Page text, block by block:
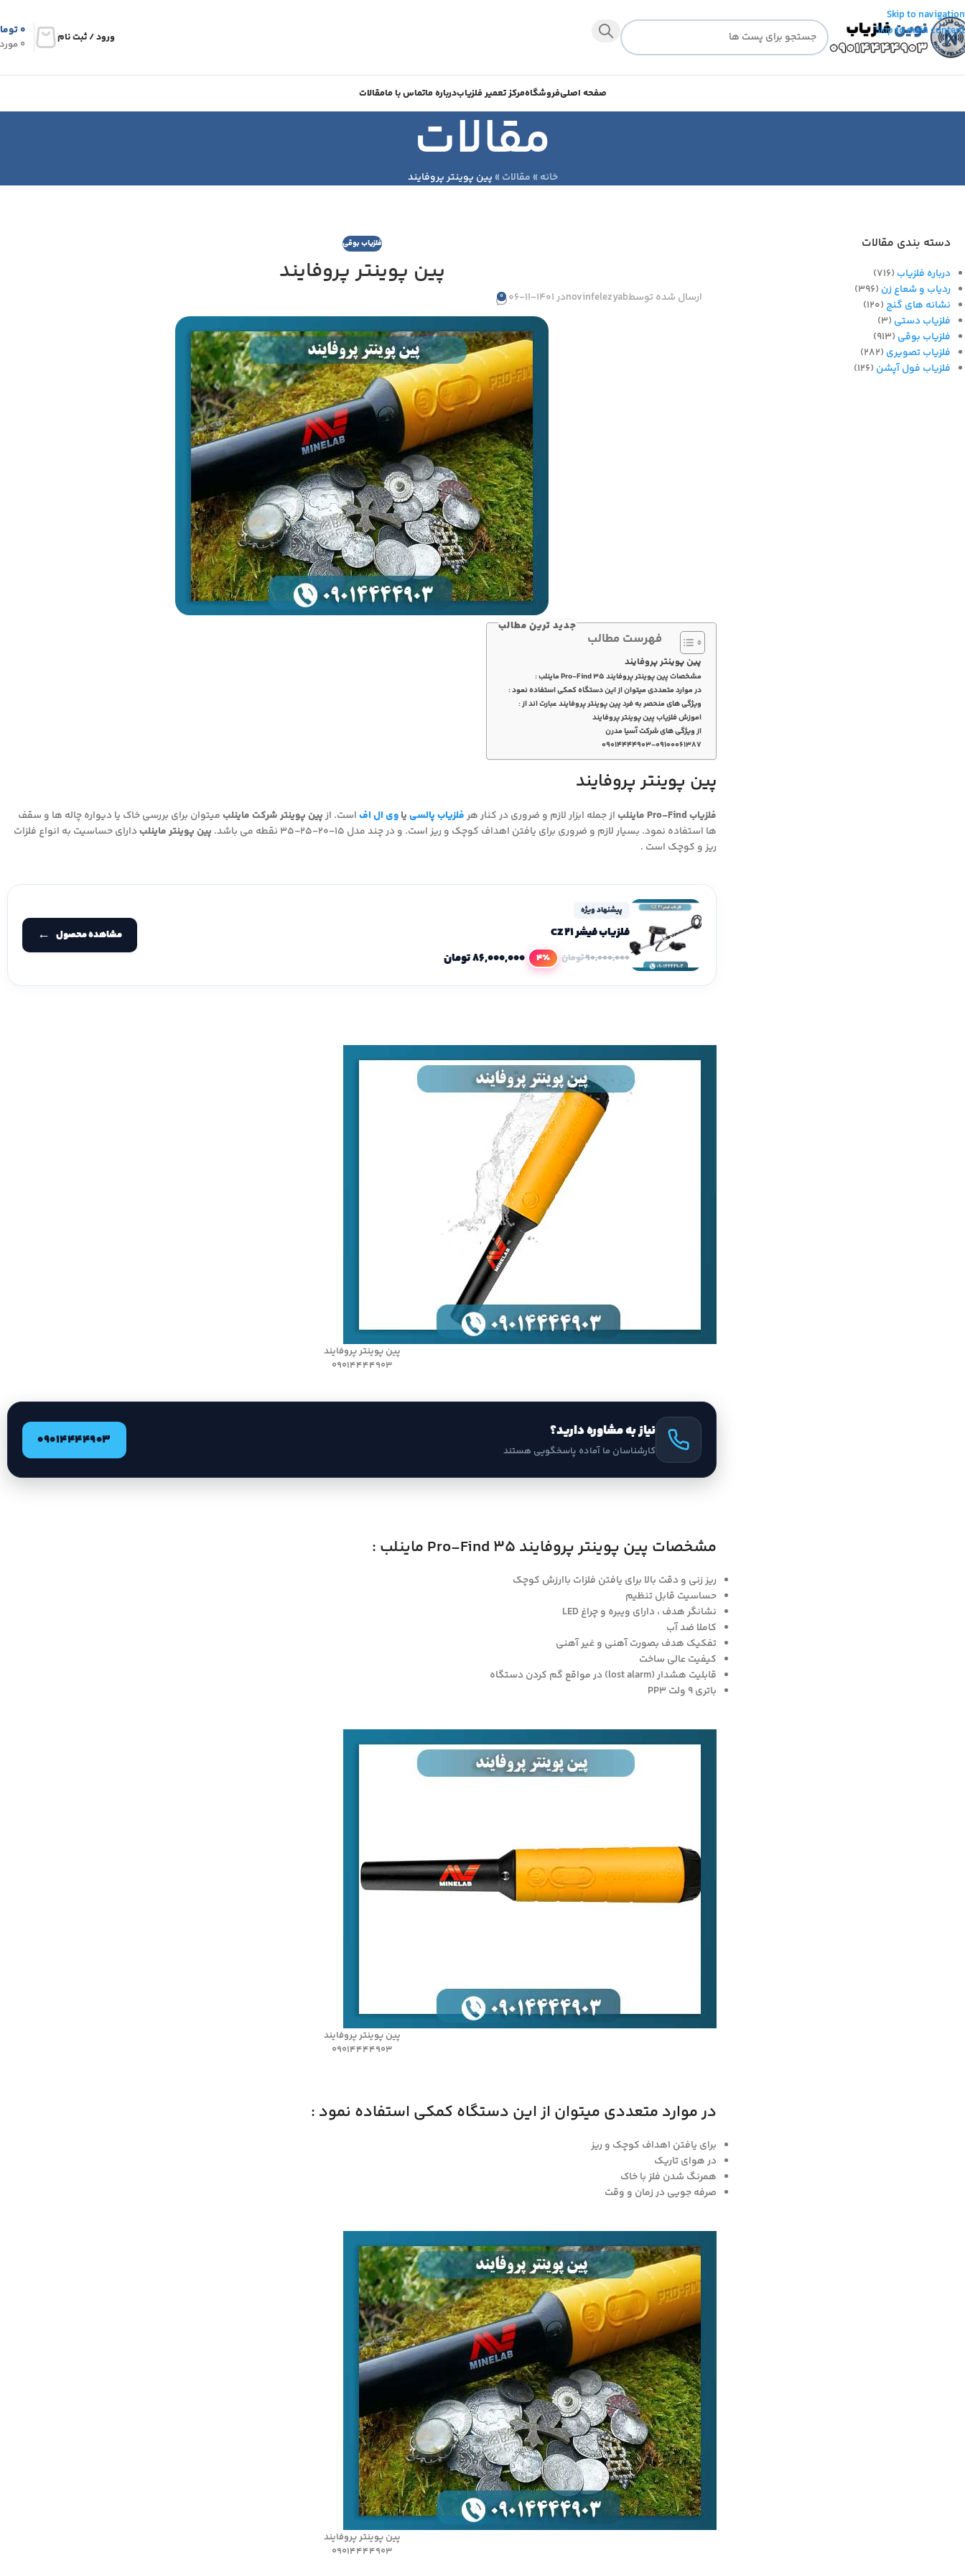
Skip to navigation
Skip to main content
ورود / ثبت نام
0 مورد
۰
صفحه اصلیفروشگاهمرکز تعمیر فلزیابدرباره ماتماس با مامقالات
مقالاتخانه » مقالات » پین پوینتر پروفایند
دسته بندی مقالات
درباره فلزیاب (716)
ردیاب و شعاع زن (396)
نشانه های گنج (120)
فلزیاب دستی (3)
فلزیاب بوقی (913)
فلزیاب تصویری (282)
فلزیاب فول آپشن (126)
فلزیاب بوقی
پین پوینتر پروفایند
ارسال شده توسطnovinfelezyabدر 1401-11-06 0
جدید ترین مطالب
فهرست مطالب
پین پوینتر پروفایند
مشخصات پین پوینتر پروفایند Pro-Find 35 ماینلب :
در موارد متعددی میتوان از این دستگاه کمکی استفاده نمود :
ویژگی های منحصر به فرد پین پوینتر پروفایند عبارت اند از :
اموزش فلزیاب پین پوینتر پروفایند
از ویژگی های شرکت آسیا مدرن
۰۹۰۱۴۴۴۴۹۰۳-۰۹۱۰۰۰۶۱۳۸۷
پین پوینتر پروفایند
فلزیاب Pro-Find ماینلب از جمله ابزار لازم و ضروری در کنار هرفلزیاب پالسییاوی ال افاست. ازپین پوینتر شرکت ماینلبمیتوان برای بررسی خاک یا دیواره چاله ها و سقف
ها استفاده نمود. بسیار لازم و ضروری برای یافتن اهداف کوچک و ریز است. و در چند مدل 15-20-25-35 نقطه می باشد.
پین پوینتر ماینلبدارای حساسیت به انواع فلزات
ریز و کوچک است .
پیشنهاد ویژه
فلزیاب فیشر CZ 21
۹۰,۰۰۰,۰۰۰تومان 4٪ ۸۶,۰۰۰,۰۰۰تومان
مشاهده محصول
پین پوینتر پروفایند
09014444903
نیاز به مشاوره دارید؟
کارشناسان ما آماده پاسخگویی هستند
09014444903
مشخصات پین پوینتر پروفایند Pro-Find 35 ماینلب :
ریز زنی و دقت بالا برای یافتن فلزات باارزش کوچک
حساسیت قابل تنظیم
نشانگر هدف ، دارای ویبره و چراغ LED
کاملا ضد آب
تفکیک هدف بصورت آهنی و غیر آهنی
کیفیت عالی ساخت
قابلیت هشدار (lost alarm) در مواقع گم کردن دستگاه
باتری 9 ولت PP3
پین پوینتر پروفایند
09014444903
در موارد متعددی میتوان از این دستگاه کمکی استفاده نمود :
برای یافتن اهداف کوچک و ریز
در هوای تاریک
همرنگ شدن فلز با خاک
صرفه جویی در زمان و وقت
پین پوینتر پروفایند
09014444903